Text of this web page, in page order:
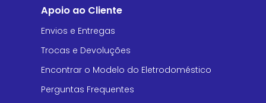
Apoio ao Cliente
Envios e Entregas
Trocas e Devoluções
Encontrar o Modelo do Eletrodoméstico
Perguntas Frequentes